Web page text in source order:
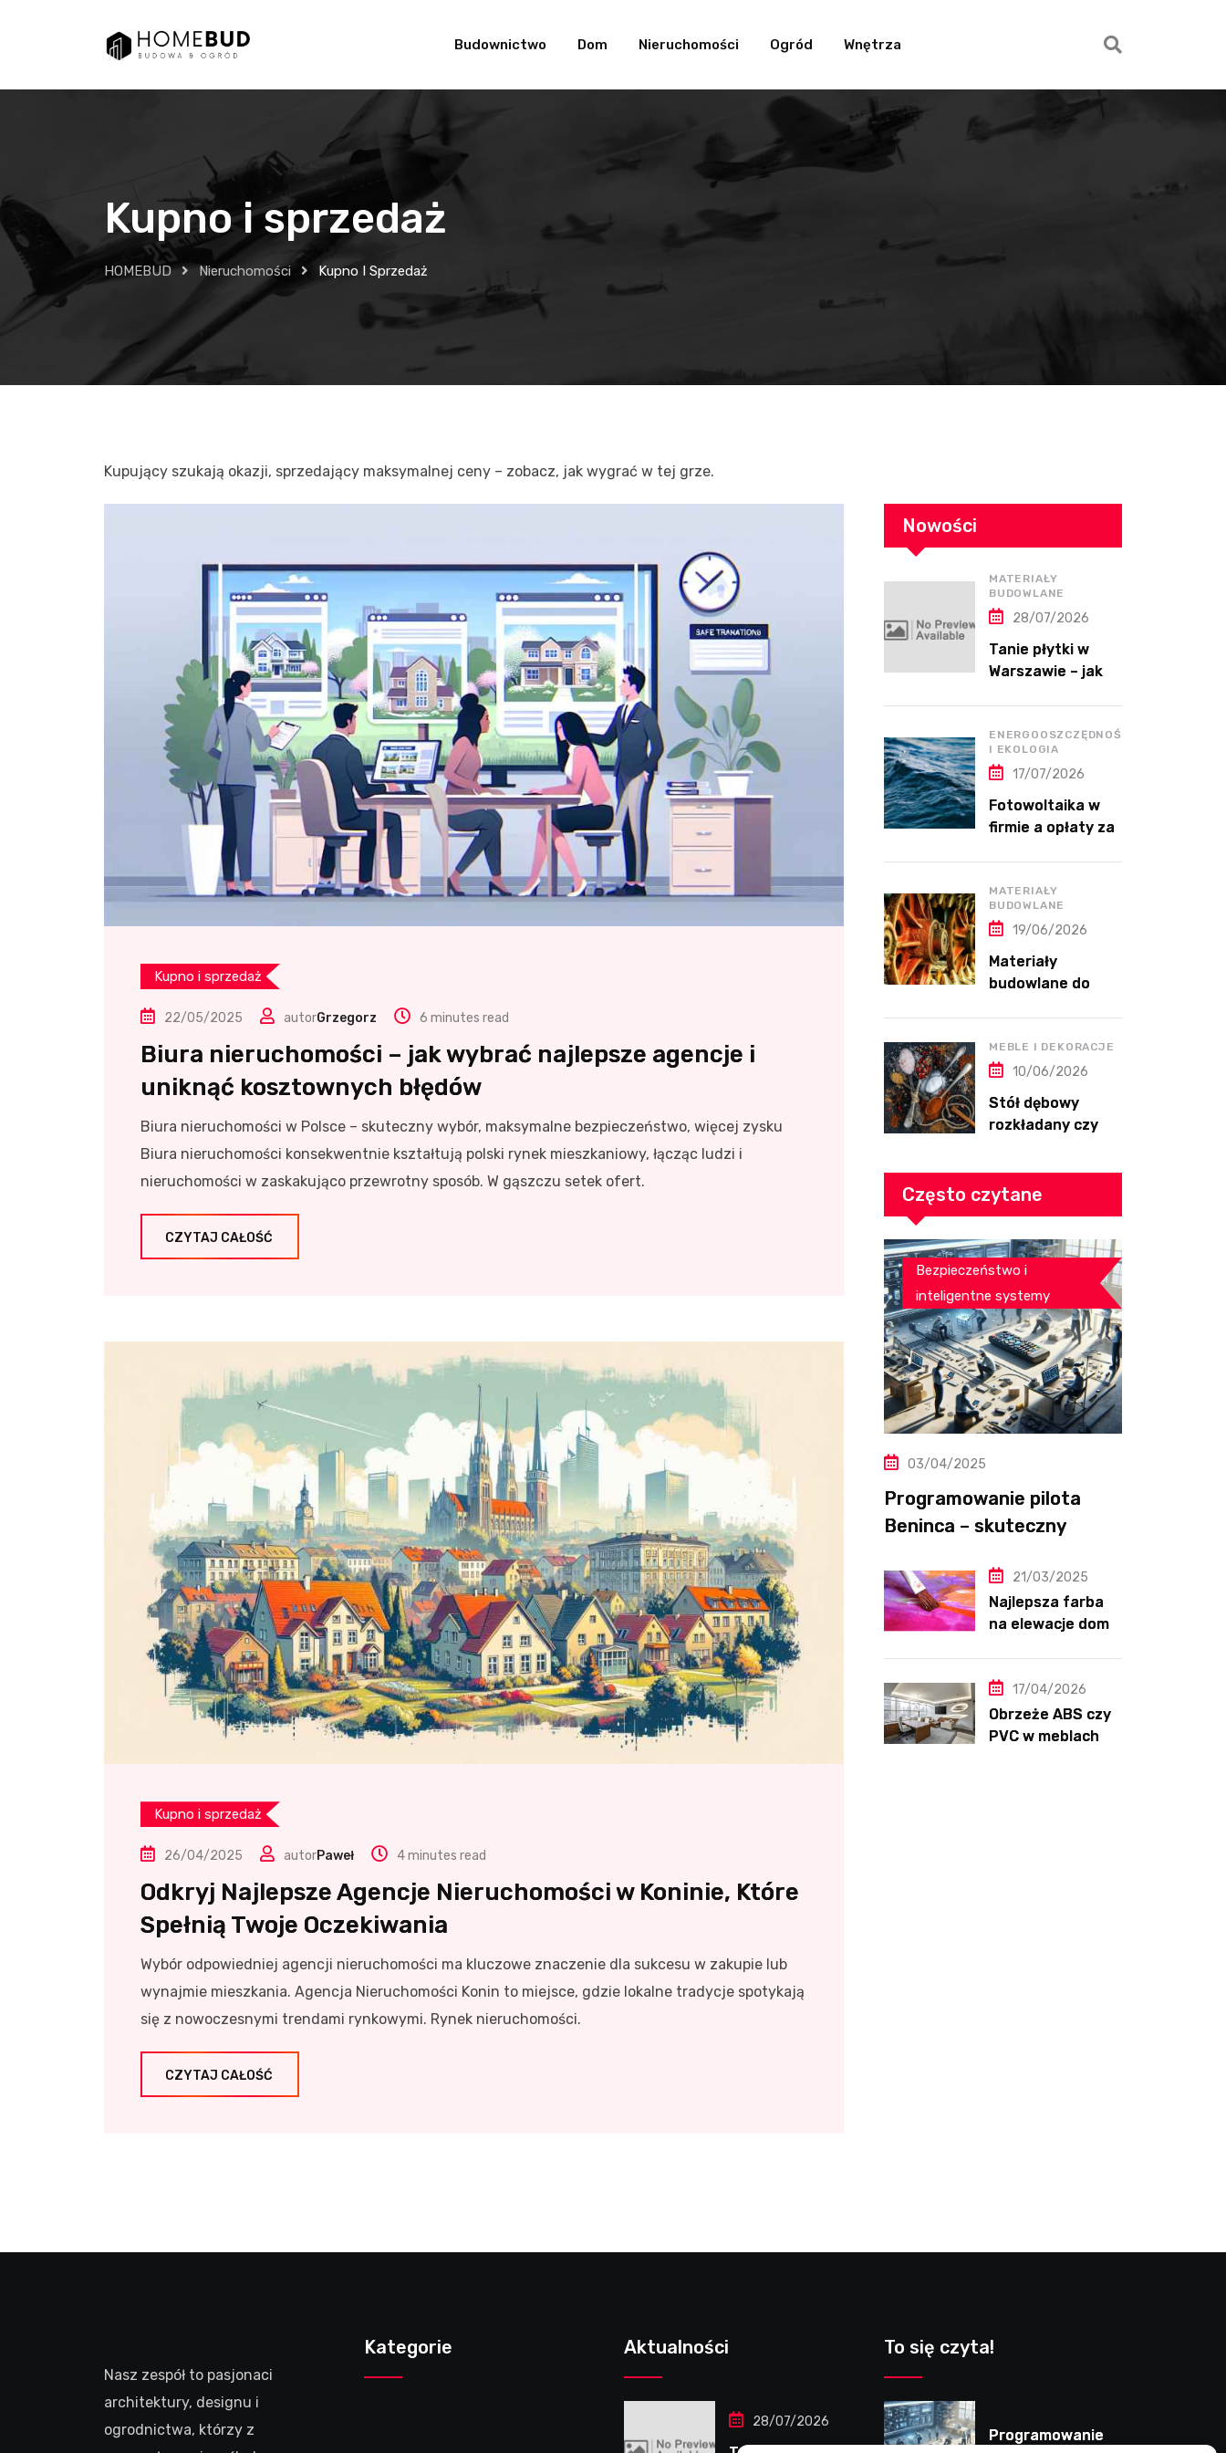
Budownictwo Dom Nieruchomości Ogród Wnętrza
Kupno i sprzedaż
HOMEBUD Nieruchomości Kupno I Sprzedaż
Kupujący szukają okazji, sprzedający maksymalnej ceny – zobacz, jak wygrać w tej grze.
Kupno i sprzedaż
22/05/2025 autorGrzegorz 6 minutes read
Biura nieruchomości – jak wybrać najlepsze agencje i
uniknąć kosztownych błędów
Biura nieruchomości w Polsce – skuteczny wybór, maksymalne bezpieczeństwo, więcej zysku
Biura nieruchomości konsekwentnie kształtują polski rynek mieszkaniowy, łącząc ludzi i
nieruchomości w zaskakująco przewrotny sposób. W gąszczu setek ofert.
CZYTAJ CAŁOŚĆ
Kupno i sprzedaż
26/04/2025 autorPaweł 4 minutes read
Odkryj Najlepsze Agencje Nieruchomości w Koninie, Które
Spełnią Twoje Oczekiwania
Wybór odpowiedniej agencji nieruchomości ma kluczowe znaczenie dla sukcesu w zakupie lub
wynajmie mieszkania. Agencja Nieruchomości Konin to miejsce, gdzie lokalne tradycje spotykają
się z nowoczesnymi trendami rynkowymi. Rynek nieruchomości.
CZYTAJ CAŁOŚĆ
Nowości
MATERIAŁY
BUDOWLANE
28/07/2026
Tanie płytki w
Warszawie – jak
przepłacania?
ENERGOOSZCZĘDNOŚĆ
I EKOLOGIA
17/07/2026
Fotowoltaika w
firmie a opłaty za
MATERIAŁY
BUDOWLANE
19/06/2026
Materiały
budowlane do
przeprowadzką
MEBLE I DEKORACJE
10/06/2026
Stół dębowy
rozkładany czy
salonu
Często czytane
Bezpieczeństwo i
inteligentne systemy
03/04/2025
Programowanie pilota
Beninca – skuteczny
21/03/2025
Najlepsza farba
na elewacje domu
17/04/2026
Obrzeże ABS czy
PVC w meblach
Nasz zespół to pasjonaci
architektury, designu i
ogrodnictwa, którzy z
Kategorie Aktualności
28/07/2026
To się czyta!
Programowanie